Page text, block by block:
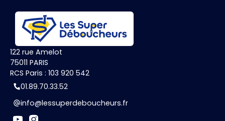
122 rue Amelot
75011 PARIS
RCS Paris : 103 920 542
01.89.70.33.52
info@lessuperdeboucheurs.fr